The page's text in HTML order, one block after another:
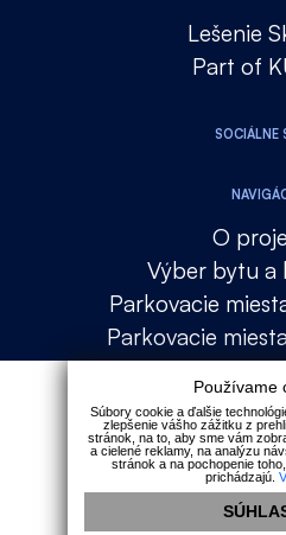
Lešenie
Part of
SOCIÁLNE
O
Výber bytu a
Parkovacie
Parkovacie
Používame
Súbory cookie a ďalšie
zlepšenie vášho zážitku z
stránok, na to, aby sme vám
a cielené reklamy, na analýzu
stránok a na pochopenie
prichádzajú.